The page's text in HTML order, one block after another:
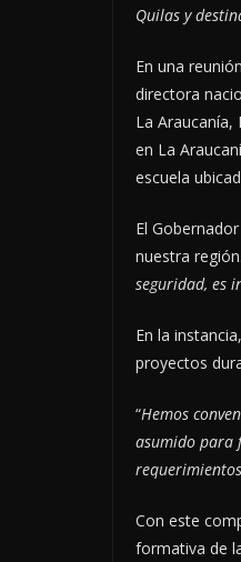
Quilas y
En una
directora
La
en La
escuela
El
nuestra región.
seguridad, es
En la
proyectos
“Hemos
asumido para
Con este
formativa de